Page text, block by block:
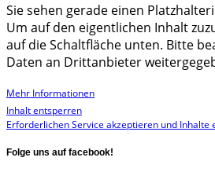
Sie sehen gerade einen
Um auf den eigentlichen Inhalt
auf die Schaltfläche unten. Bitte
Daten an Drittanbieter
Mehr Informationen
Inhalt entsperren
Erforderlichen Service akzeptieren und Inhalte
Folge uns auf facebook!